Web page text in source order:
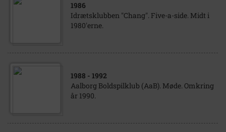
1986
Idrætsklubben "Chang". Five-a-side. Midt i
1980'erne.
1988 - 1992
Aalborg Boldspilklub (AaB). Møde. Omkring
år 1990.